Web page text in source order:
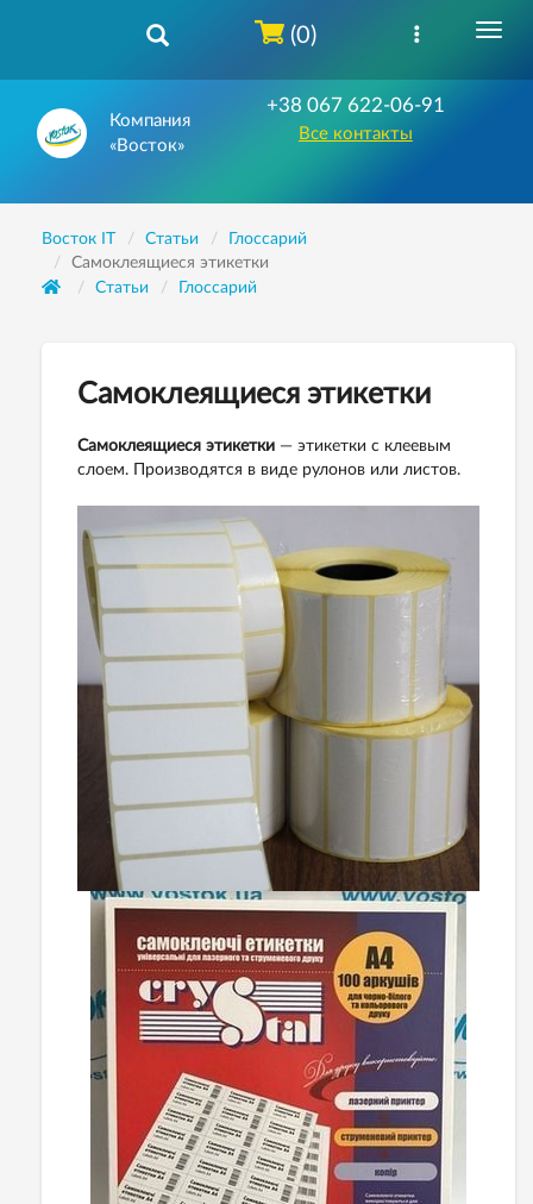
Компания
«Восток»
+38 067 622-06-91
Все контакты
(0)
Восток IT Статьи
Глоссарий
Самоклеящиеся этикетки
Статьи
Глоссарий
Самоклеящиеся этикетки
Самоклеящиеся этикетки — этикетки с клеевым
слоем. Производятся в виде рулонов или листов.